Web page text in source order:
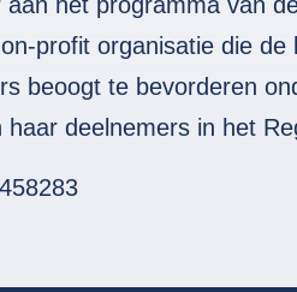
profit organisatie die de
beoogt te bevorderen
haar deelnemers in het